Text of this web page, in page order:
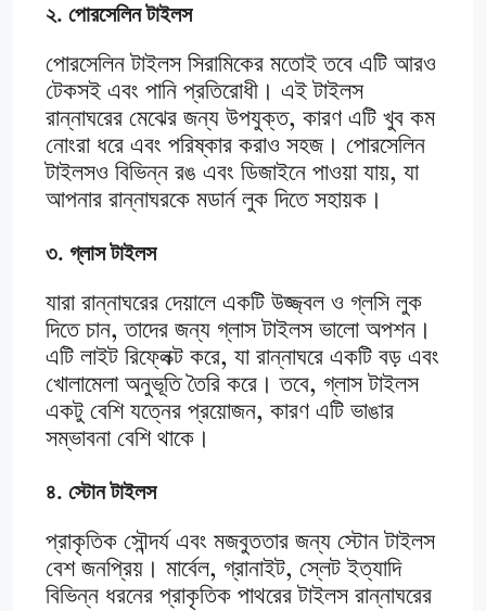
২. পোরসেলিন টাইলস
পোরসেলিন টাইলস সিরামিকের মতোই তবে এটি আরও
টেকসই এবং পানি প্রতিরোধী। এই টাইলস
রান্নাঘরের মেঝের জন্য উপযুক্ত, কারণ এটি খুব কম
নোংরা ধরে এবং পরিষ্কার করাও সহজ। পোরসেলিন
টাইলসও বিভিন্ন রঙ এবং ডিজাইনে পাওয়া যায়, যা
আপনার রান্নাঘরকে মডার্ন লুক দিতে সহায়ক।
৩. গ্লাস টাইলস
যারা রান্নাঘরের দেয়ালে একটি উজ্জ্বল ও গ্লসি লুক
দিতে চান, তাদের জন্য গ্লাস টাইলস ভালো অপশন।
এটি লাইট রিফ্লেক্ট করে, যা রান্নাঘরে একটি বড় এবং
খোলামেলা অনুভূতি তৈরি করে। তবে, গ্লাস টাইলস
একটু বেশি যত্নের প্রয়োজন, কারণ এটি ভাঙার
সম্ভাবনা বেশি থাকে।
৪. স্টোন টাইলস
প্রাকৃতিক সৌন্দর্য এবং মজবুততার জন্য স্টোন টাইলস
বেশ জনপ্রিয়। মার্বেল, গ্রানাইট, স্লেট ইত্যাদি
বিভিন্ন ধরনের প্রাকৃতিক পাথরের টাইলস রান্নাঘরের